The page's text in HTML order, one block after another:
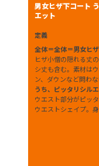
男女ヒザ下コート
エット
定義
全体＝全体＝男女ヒ
ヒザ小僧の隠れる丈
シ丈も含む。素材は
ン、ダウンなど問わな
うち、ピッタリシル
ウエスト部分がピッ
ウエストシェイプ。